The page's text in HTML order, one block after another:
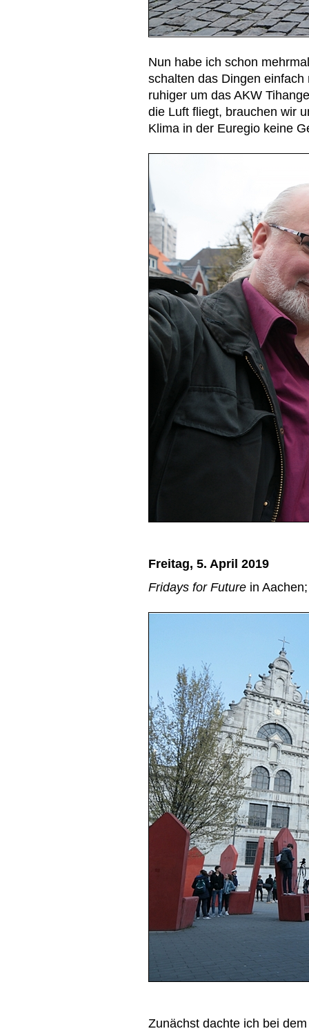
Nun habe ich schon
schalten das Dingen
ruhiger um das AKW
die Luft fliegt, brauchen wir
Klima in der Euregio keine
Freitag, 5. April 2019
Fridays for Future in
Zunächst dachte ich bei